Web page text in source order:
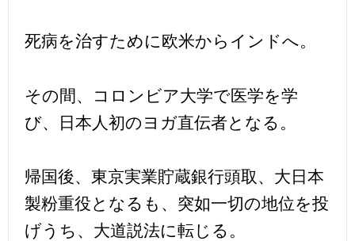
死病を治すために欧米からインドへ。
その間、コロンビア大学で医学を学
び、日本人初のヨガ直伝者となる。
帰国後、東京実業貯蔵銀行頭取、大日本
製粉重役となるも、突如一切の地位を投
げうち、大道説法に転じる。